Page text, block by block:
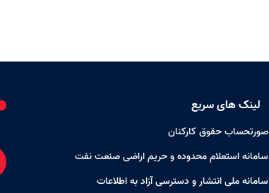
لینک های سریع
صورتحساب حقوق کارکنان
سامانه استعلام محدوده و حریم اراضی صنعت نفت
سامانه ملی انتشار و دسترسی آزاد به اطلاعات